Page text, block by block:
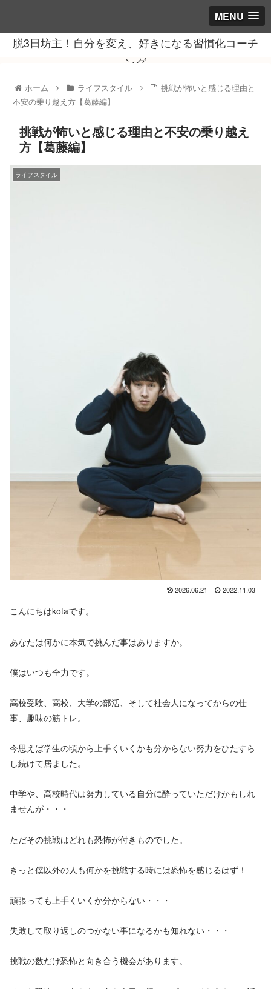
MENU
脱3日坊主！自分を変え、好きになる習慣化コーチ
ング
ホーム ライフスタイル
挑戦が怖いと感じる理由と
不安の乗り越え方【葛藤編】
挑戦が怖いと感じる理由と不安の乗り越え
方【葛藤編】
ライフスタイル
2026.06.21 2022.11.03
こんにちはkotaです。
あなたは何かに本気で挑んだ事はありますか。
僕はいつも全力です。
高校受験、高校、大学の部活、そして社会人になってからの仕
事、趣味の筋トレ。
今思えば学生の頃から上手くいくかも分からない努力をひたすら
し続けて居ました。
中学や、高校時代は努力している自分に酔っていただけかもしれ
ませんが・・・
ただその挑戦はどれも恐怖が付きものでした。
きっと僕以外の人も何かを挑戦する時には恐怖を感じるはず！
頑張っても上手くいくか分からない・・・
失敗して取り返しのつかない事になるかも知れない・・・
挑戦の数だけ恐怖と向き合う機会があります。